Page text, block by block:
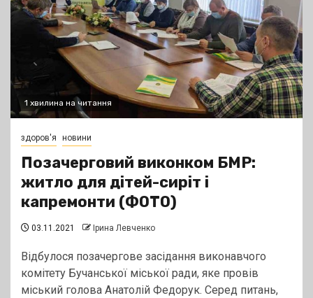
1 хвилина на читання
здоров'я новини
Позачерговий виконком БМР:
житло для дітей-сиріт і
капремонти (ФОТО)
03.11.2021 Ірина Левченко
Відбулося позачергове засідання виконавчого
комітету Бучанської міської ради, яке провів
міський голова Анатолій Федорук. Серед питань,